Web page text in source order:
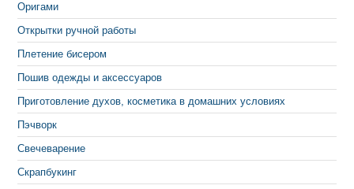
Оригами
Открытки ручной работы
Плетение бисером
Пошив одежды и аксессуаров
Приготовление духов, косметика в домашних условиях
Пэчворк
Свечеварение
Скрапбукинг